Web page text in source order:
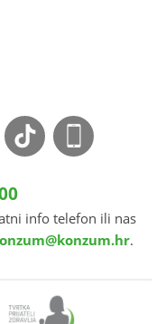
info telefon ili nas
.